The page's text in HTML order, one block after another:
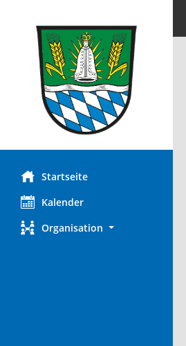
Startseite
Kalender
Organisation